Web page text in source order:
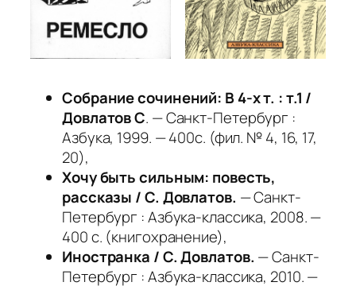
Собрание сочинений: В 4-х т. : т.1 /
Довлатов С. — Санкт-Петербург :
Азбука, 1999. — 400с. (фил. № 4, 16, 17,
20),
Хочу быть сильным: повесть,
рассказы / С. Довлатов. — Санкт-
Петербург : Азбука-классика, 2008. —
400 с. (книгохранение),
Иностранка / С. Довлатов. — Санкт-
Петербург : Азбука-классика, 2010. —